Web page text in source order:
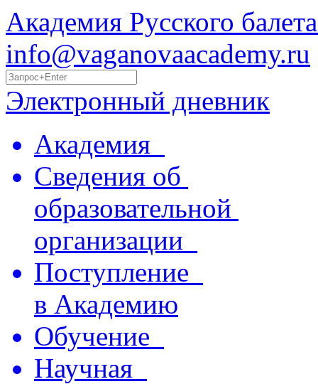
Академия Русского
info@vaganovaacademy.ru
Электронный дневник
Академия
Сведения об
образовательной
организации
Поступление
в Академию
Обучение
Научная